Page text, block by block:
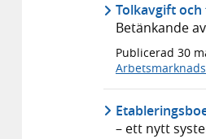
Tolkavgift
Betänkande
Publicerad 30
– ett nytt